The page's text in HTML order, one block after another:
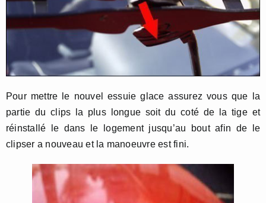
Pour mettre le nouvel essuie glace assurez vous que la
partie du clips la plus longue soit du coté de la tige et
réinstallé le dans le logement jusqu’au bout afin de le
clipser a nouveau et la manoeuvre est fini.